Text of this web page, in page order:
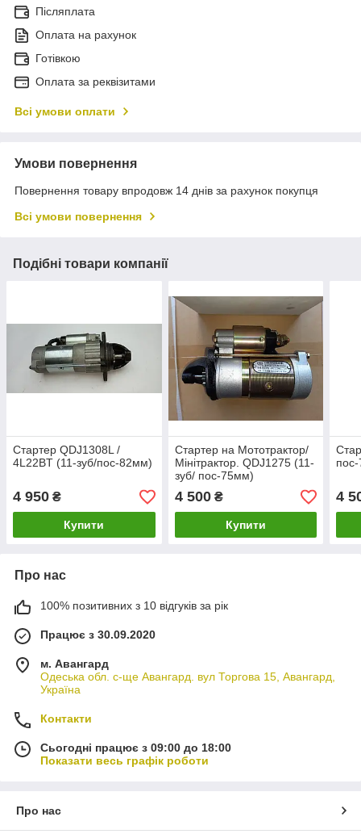
Післяплата
Оплата на рахунок
Готівкою
Оплата за реквізитами
Всі умови оплати
Умови повернення
Повернення товару впродовж 14 днів за рахунок покупця
Всі умови повернення
Подібні товари компанії
Стартер QDJ1308L /
4L22BT (11-зуб/пос-82мм)
4 950 ₴
Купити
Стартер на Мототрактор/
Мінітрактор. QDJ1275 (11-
зуб/ пос-75мм)
4 500₴
Купити
4
Про нас
100% позитивних з 10 відгуків за рік
Працює з 30.09.2020
м. Авангард
Одеська обл. с-ще Авангард. вул Торгова 15, Авангард,
Україна
Контакти
Сьогодні працює з 09:00 до 18:00
Показати весь графік роботи
Про нас